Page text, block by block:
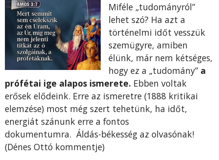
Miféle „tudományról”
lehet szó? Ha azt a
történelmi időt vesszük
szemügyre, amiben
élünk, már nem kétséges,
hogy ez a „tudomány” a
prófétai ige alapos ismerete. Ebben voltak
erősek elődeink. Erre az ismeretre (1888 kritikai
elemzése) most még szert tehetünk, ha időt,
energiát szánunk erre a fontos
dokumentumra. Áldás-békesség az olvasónak!
(Dénes Ottó kommentje)